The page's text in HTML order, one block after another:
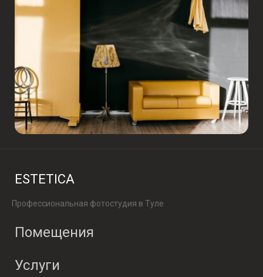
ESTETICA
Профессиональная фотостудия в Туле
Помещения
Услуги